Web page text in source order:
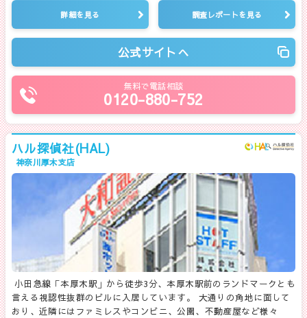
詳細を見る 調査レポートを見る
公式サイトへ
無料で電話相談
0120-880-752
ハル探偵社(HAL)
神奈川厚木支店
小田急線「本厚木駅」から徒歩3分、本厚木駅前のランドマークとも
言える視認性抜群のビルに入居しています。 大通りの角地に面して
おり、近隣にはファミレスやコンビニ、公園、不動産屋など様々